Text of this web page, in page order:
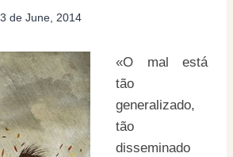
de June, 2014
«O mal está
tão
generalizado,
tão
disseminado